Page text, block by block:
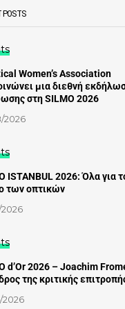
POSTS
Women’s Association
μια διεθνή
στη SILMO 2026
2026
ISTANBUL 2026: Όλα για
των οπτικών
d’Or 2026 – Joachim
της κριτικής
2026